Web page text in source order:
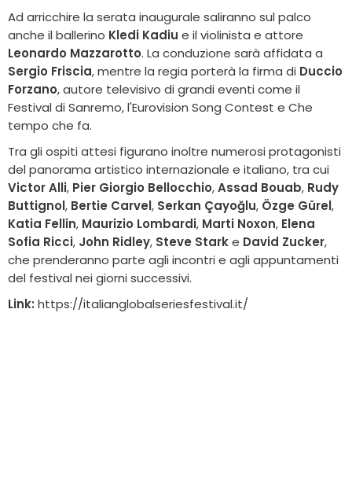
Ad arricchire la serata inaugurale saliranno sul palco
anche il ballerino Kledi Kadiu e il violinista e attore
Leonardo Mazzarotto. La conduzione sarà affidata a
Sergio Friscia, mentre la regia porterà la firma di Duccio
Forzano, autore televisivo di grandi eventi come il
Festival di Sanremo, l'Eurovision Song Contest e Che
tempo che fa.
Tra gli ospiti attesi figurano inoltre numerosi protagonisti
del panorama artistico internazionale e italiano, tra cui
Victor Alli, Pier Giorgio Bellocchio,Assad Bouab, Rudy
Buttignol, Bertie Carvel, Serkan Çayoğlu, Özge Gürel,
Katia Fellin, Maurizio Lombardi, Marti Noxon, Elena
Sofia Ricci, John Ridley, Steve Starke David Zucker,
che prenderanno parte agli incontri e agli appuntamenti
del festival nei giorni successivi.
Link: https://italianglobalseriesfestival.it/